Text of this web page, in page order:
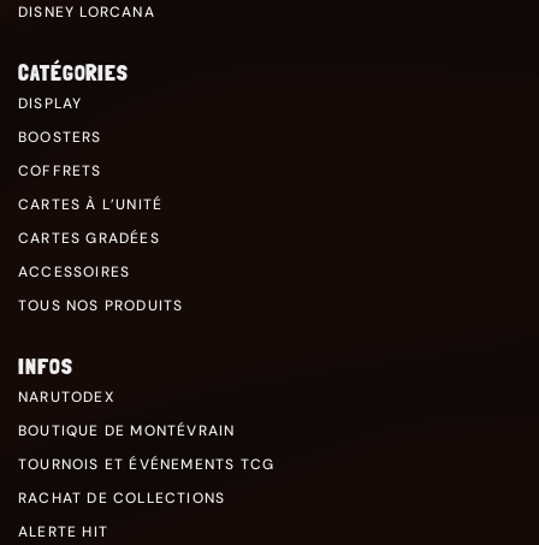
DISNEY LORCANA
CATÉGORIES
DISPLAY
BOOSTERS
COFFRETS
CARTES À L’UNITÉ
CARTES GRADÉES
ACCESSOIRES
TOUS NOS PRODUITS
INFOS
NARUTODEX
BOUTIQUE DE MONTÉVRAIN
TOURNOIS ET ÉVÉNEMENTS TCG
RACHAT DE COLLECTIONS
ALERTE HIT